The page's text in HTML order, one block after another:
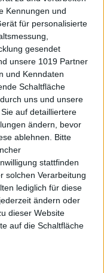
Kennungen und
für personalisierte
gesendet
unsere 1019 Partner
und Kenndaten
Schaltfläche
uns und unsere
auf detailliertere
ändern, bevor
ablehnen.
Bitte
stattfinden
solchen Verarbeitung
lediglich für diese
ändern oder
dieser Website
auf die Schaltfläche